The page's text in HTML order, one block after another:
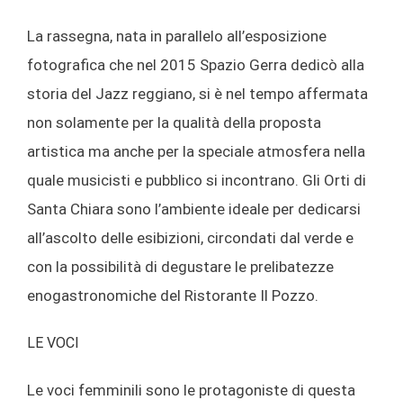
La rassegna, nata in parallelo all’esposizione
fotografica che nel 2015 Spazio Gerra dedicò alla
storia del Jazz reggiano, si è nel tempo affermata
non solamente per la qualità della proposta
artistica ma anche per la speciale atmosfera nella
quale musicisti e pubblico si incontrano. Gli Orti di
Santa Chiara sono l’ambiente ideale per dedicarsi
all’ascolto delle esibizioni, circondati dal verde e
con la possibilità di degustare le prelibatezze
enogastronomiche del Ristorante Il Pozzo.
LE VOCI
Le voci femminili sono le protagoniste di questa